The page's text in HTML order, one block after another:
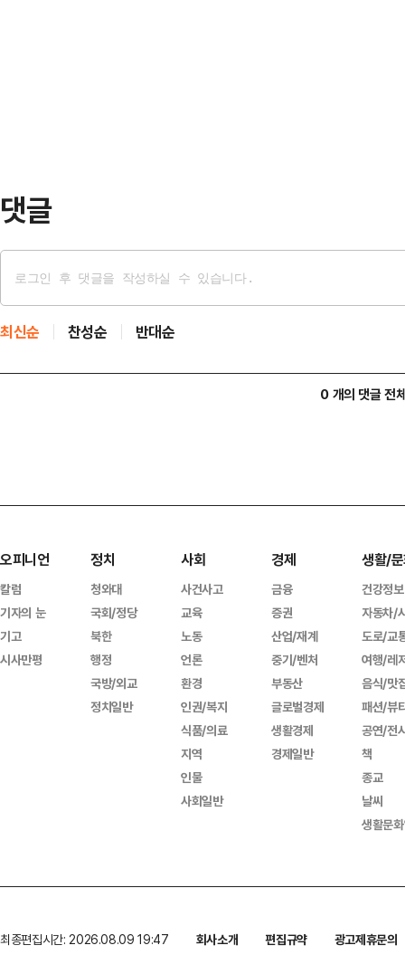
댓글
최신순 찬성순 반대순
0 개의 댓글 전
오피니언
칼럼
기자의 눈
기고
시사만평
정치
청와대
국회/정당
북한
행정
국방/외교
정치일반
사회
사건사고
교육
노동
언론
환경
인권/복지
식품/의료
지역
인물
사회일반
경제
금융
증권
산업/재계
중기/벤처
부동산
글로벌경제
생활경제
경제일반
생활/
건강정보
자동차/
도로/교
여행/레
음식/맛
패션/뷰
공연/전
책
종교
날씨
생활문
최종편집시간: 2026.08.09 19:47 회사소개 편집규약 광고제휴문의